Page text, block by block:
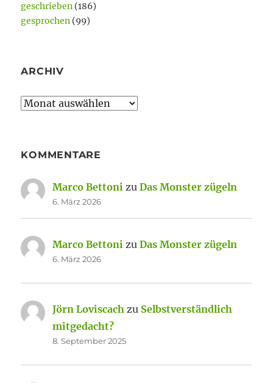
geschrieben (186)
gesprochen (99)
ARCHIV
Archiv
KOMMENTARE
Marco Bettoni zuDas Monster zügeln
6. März 2026
Marco Bettoni zuDas Monster zügeln
6. März 2026
Jörn Loviscach zu Selbstverständlich
mitgedacht?
8. September 2025